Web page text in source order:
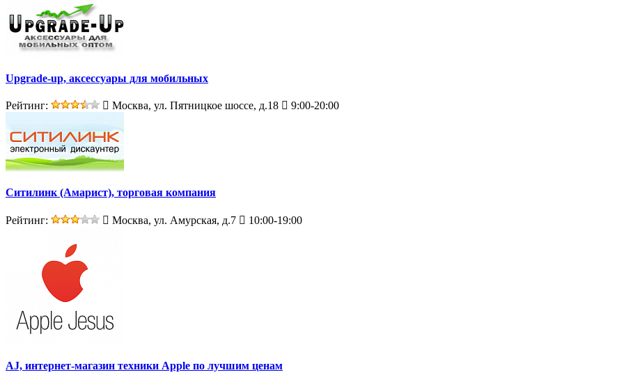
Upgrade-up, аксессуары для мобильных
Рейтинг: Москва, ул. Пятницкое шоссе, д.18 9:00-20:00
Ситилинк (Амарист), торговая компания
Рейтинг: Москва, ул. Амурская, д.7 10:00-19:00
AJ, интернет-магазин техники Apple по лучшим ценам